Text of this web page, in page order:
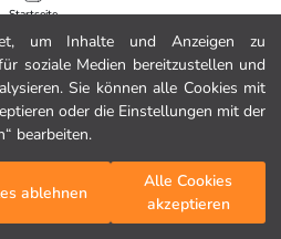
um Inhalte und Anzeigen zu
soziale Medien bereitzustellen und
Sie können alle Cookies mit
oder die Einstellungen mit der
bearbeiten.
ablehnen
Alle Cookies
akzeptieren
Startseite
Kategorien
Warenkorb